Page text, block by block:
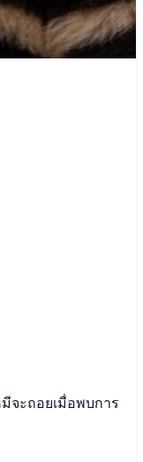
ะถอยเมื่อพบการ